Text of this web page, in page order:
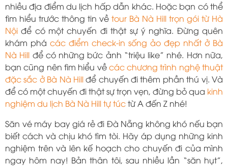
nhiều địa điểm du lịch hấp dẫn khác. Hoặc bạn có thể
tìm hiểu trước thông tin về tour Bà Nà Hill trọn gói từ Hà
Nội để có một chuyến đi thật sự ý nghĩa. Đừng quên
khám phá các điểm check-in sống ảo đẹp nhất ở Bà
Nà Hill để có những bức ảnh “triệu like” nhé. Hơn nữa,
bạn cũng nên tìm hiểu vềcác chương trình nghệ thuật
đặc sắc ở Bà Nà Hillđể chuyến đi thêm phần thú vị. Và
để có một chuyến đi thật sự trọn vẹn, đừng bỏ qua kinh
nghiệm du lịch Bà Nà Hill tự túctừ A đến Z nhé!
Săn vé máy bay giá rẻ đi Đà Nẵng không khó nếu bạn
biết cách và chịu khó tìm tòi. Hãy áp dụng những kinh
nghiệm trên và lên kế hoạch cho chuyến đi của mình
ngay hôm nay! Bản thân tôi, sau nhiều lần “săn hụt”,